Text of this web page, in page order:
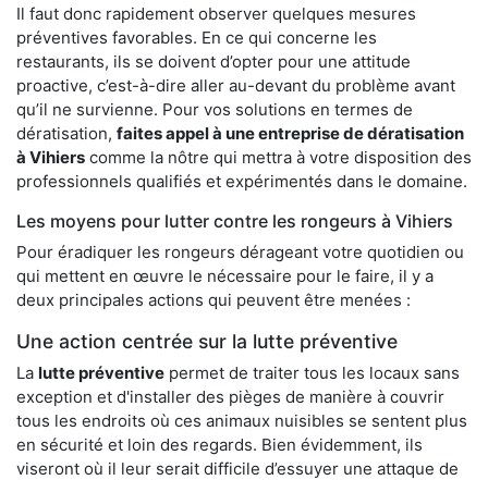
Il faut donc rapidement observer quelques mesures
préventives favorables. En ce qui concerne les
restaurants, ils se doivent d’opter pour une attitude
proactive, c’est-à-dire aller au-devant du problème avant
qu’il ne survienne. Pour vos solutions en termes de
dératisation, faites appel à une entreprise de dératisation
à Vihiers comme la nôtre qui mettra à votre disposition des
professionnels qualifiés et expérimentés dans le domaine.
Les moyens pour lutter contre les rongeurs à Vihiers
Pour éradiquer les rongeurs dérageant votre quotidien ou
qui mettent en œuvre le nécessaire pour le faire, il y a
deux principales actions qui peuvent être menées :
Une action centrée sur la lutte préventive
La lutte préventive permet de traiter tous les locaux sans
exception et d'installer des pièges de manière à couvrir
tous les endroits où ces animaux nuisibles se sentent plus
en sécurité et loin des regards. Bien évidemment, ils
viseront où il leur serait difficile d’essuyer une attaque de